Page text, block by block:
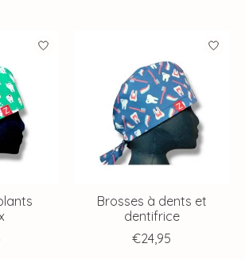
Brosses à dents et
dentifrice
€24,95